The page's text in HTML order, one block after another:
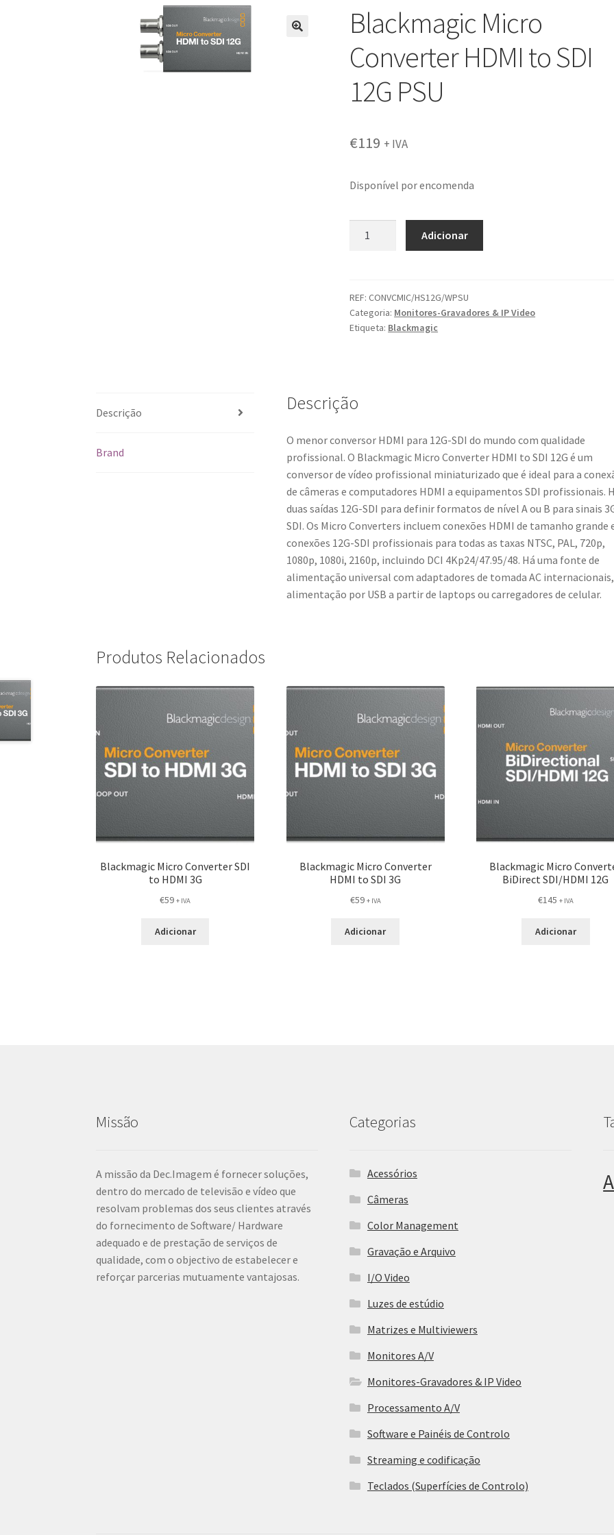
Blackmagic Micro
Converter HDMI to SDI
12G PSU
€119 + IVA
Disponível por encomenda
Converter
HDMI
to
Adicionar
REF:CONVCMIC/HS12G/WPSU
Categoria: Monitores-Gravadores & IP Video
Etiqueta: Blackmagic
Descrição
Brand
Descrição
O menor conversor HDMI para 12G-SDI do mundo com qualidade
profissional. O Blackmagic Micro Converter HDMI to SDI 12G é um
conversor de vídeo profissional miniaturizado que é ideal para a
de câmeras e computadores HDMI a equipamentos SDI profissionais.
duas saídas 12G-SDI para definir formatos de nível A ou B para sinais
SDI. Os Micro Converters incluem conexões HDMI de tamanho grande
conexões 12G-SDI profissionais para todas as taxas NTSC, PAL, 720p,
1080p, 1080i, 2160p, incluindo DCI 4Kp24/47.95/48. Há uma fonte de
alimentação universal com adaptadores de tomada AC
alimentação por USB a partir de laptops ou carregadores de celular.
Produtos Relacionados
Blackmagic Micro Converter SDI
to HDMI 3G
€59 + IVA
Adicionar
Blackmagic Micro Converter
HDMI to SDI 3G
€59 + IVA
Adicionar
Blackmagic Micro
BiDirect SDI/HDMI 12G
€145 + IVA
Adicionar
Missão
A missão da Dec.Imagem é fornecer soluções,
dentro do mercado de televisão e vídeo que
resolvam problemas dos seus clientes através
do fornecimento de Software/ Hardware
adequado e de prestação de serviços de
qualidade, com o objectivo de estabelecer e
reforçar parcerias mutuamente vantajosas.
Categorias
Acessórios
Câmeras
Color Management
Gravação e Arquivo
I/O Video
Luzes de estúdio
Matrizes e Multiviewers
Monitores A/V
Monitores-Gravadores & IP Video
Processamento A/V
Software e Painéis de Controlo
Streaming e codificação
Teclados (Superfícies de Controlo)